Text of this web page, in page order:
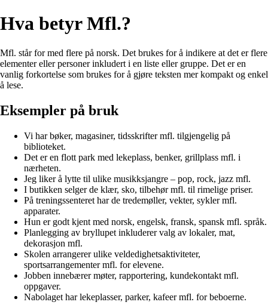
Hva betyr Mfl.?
Mfl. står for med flere på norsk. Det brukes for å indikere at det er flere
elementer eller personer inkludert i en liste eller gruppe. Det er en
vanlig forkortelse som brukes for å gjøre teksten mer kompakt og enkel
å lese.
Eksempler på bruk
Vi har bøker, magasiner, tidsskrifter mfl. tilgjengelig på
biblioteket.
Det er en flott park med lekeplass, benker, grillplass mfl. i
nærheten.
Jeg liker å lytte til ulike musikksjangre – pop, rock, jazz mfl.
I butikken selger de klær, sko, tilbehør mfl. til rimelige priser.
På treningssenteret har de tredemøller, vekter, sykler mfl.
apparater.
Hun er godt kjent med norsk, engelsk, fransk, spansk mfl. språk.
Planlegging av bryllupet inkluderer valg av lokaler, mat,
dekorasjon mfl.
Skolen arrangerer ulike veldedighetsaktiviteter,
sportsarrangementer mfl. for elevene.
Jobben innebærer møter, rapportering, kundekontakt mfl.
oppgaver.
Nabolaget har lekeplasser, parker, kafeer mfl. for beboerne.